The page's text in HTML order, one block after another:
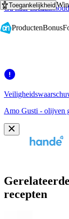
Ga naar hoofdinhoud
Ga naar zoeken
Toegankelijkheid
ProductenBonus
Amo Gusti - olijven
Gerelateerde
recepten